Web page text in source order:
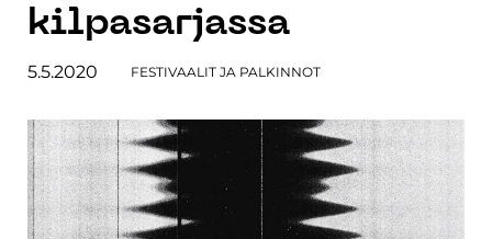
kilpasarjassa
5.5.2020 FESTIVAALIT JA PALKINNOT